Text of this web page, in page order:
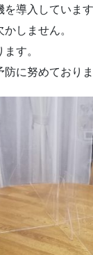
導入しています
しません。
す。
に努めておりま